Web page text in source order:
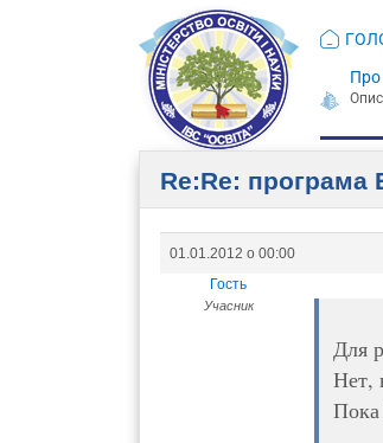
Про
Re:Re: програма
01.01.2012 о 00:00
Гость
Учасник
Для
Нет,
Пока